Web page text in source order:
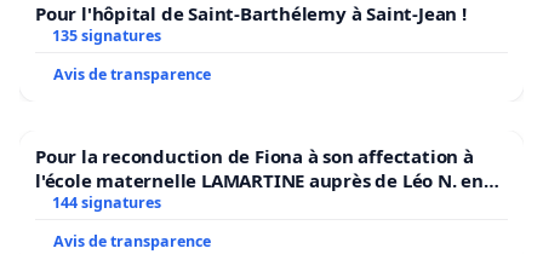
Pour l'hôpital de Saint-Barthélemy à Saint-Jean !
135 signatures
Avis de transparence
Pour la reconduction de Fiona à son affectation à
l'école maternelle LAMARTINE auprès de Léo N. en
2026/2027
144 signatures
Avis de transparence